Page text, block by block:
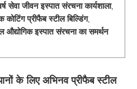
सेवा जीवन इस्पात संरचना कार्यशाला,
कोटिंग प्रीफैब स्टील बिल्डिंग,
औद्योगिक इस्पात संरचना का समर्थन
के लिए अभिनव प्रीफैब स्टील